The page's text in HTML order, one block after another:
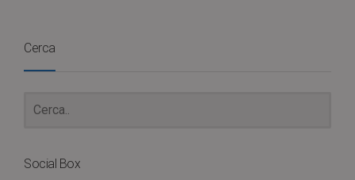
Cerca
Social Box